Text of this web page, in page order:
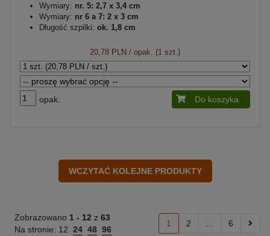
Wymiary: nr. 5: 2,7 x 3,4 cm
Wymiary: nr 6 a 7: 2 x 3 cm
Długość szpilki: ok. 1,8 cm
20,78 PLN / opak. (1 szt.)
opak. Do koszyka
Zobrazowano 1 - 12 z 63
Na stronie: 12 24 48 96
1 2 6